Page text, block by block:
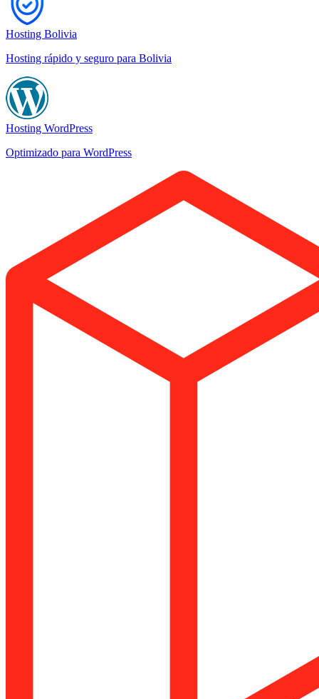
Hosting Bolivia
Hosting rápido y seguro para Bolivia
Hosting WordPress
Optimizado para WordPress